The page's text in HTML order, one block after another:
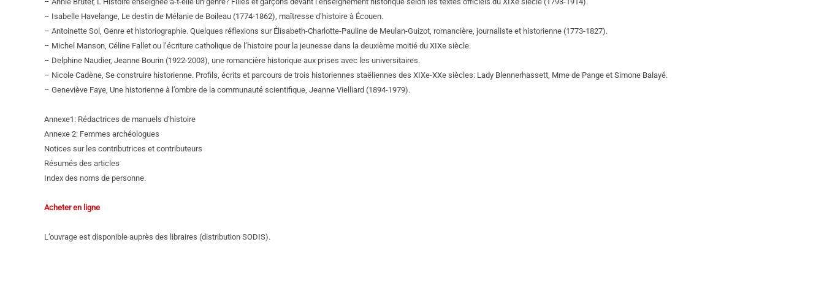
– Isabelle Havelange, Le destin de Mélanie de Boileau (1774-1862), maîtresse d’histoire à Écouen.
– Antoinette Sol, Genre et historiographie. Quelques réflexions sur Élisabeth-Charlotte-Pauline de Meulan-Guizot, romancière, journaliste et historienne (1773-1827).
– Michel Manson, Céline Fallet ou l’écriture catholique de l’histoire pour la jeunesse dans la deuxième moitié du XIXe siècle.
– Delphine Naudier, Jeanne Bourin (1922-2003), une romancière historique aux prises avec les universitaires.
– Nicole Cadène, Se construire historienne. Profils, écrits et parcours de trois historiennes staëliennes des XIXe-XXe siècles: Lady Blennerhassett, Mme de Pange et Simone Balayé.
– Geneviève Faye, Une historienne à l’ombre de la communauté scientifique, Jeanne Vielliard (1894-1979).
Annexe1: Rédactrices de manuels d’histoire
Annexe 2: Femmes archéologues
Notices sur les contributrices et contributeurs
Résumés des articles
Index des noms de personne.
Acheter en ligne
L’ouvrage est disponible auprès des libraires (distribution SODIS).